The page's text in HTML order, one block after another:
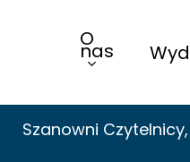
O
nas
Szanowni Czytelnicy,